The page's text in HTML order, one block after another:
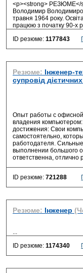
<p><strong> РЕЗЮМЕ</
Володимир
травня 1964 року.
працюю з початку 90-х
ID резюме: 1177843
Резюме: Інженер-
супровід
Опыт работы с офисной
владения
достижения: Свои
самостоятельно,
работодателя. Сильные
выполнении большого
ответственна, отлично
ID резюме: 721288
Резюме: Інженер
...
ID резюме: 1174340